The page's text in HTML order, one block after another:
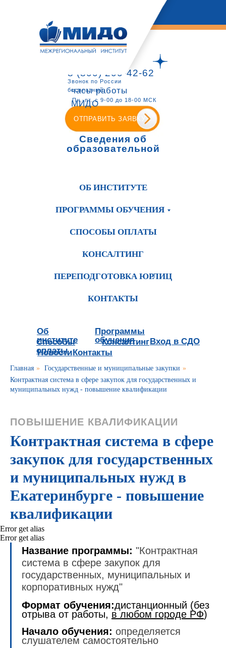
8 (800) 200-42-62
Звонок по России
бесплатный
ОТПРАВИТЬ ЗАЯВКУ
часы работы
МИДО
Пн.-пт. с 9-00 до 18-00 МСК
Сведения об
образовательной
ОБ ИНСТИТУТЕ
ПРОГРАММЫ ОБУЧЕНИЯ
СПОСОБЫ ОПЛАТЫ
КОНСАЛТИНГ
ПЕРЕПОДГОТОВКА ЮРЛИЦ
КОНТАКТЫ
Об
институте
Программы
обучения
Способы
оплаты
Консалтинг
Новости
Вход в СДО
Контакты
Главная » Государственные и муниципальные закупки »
Контрактная система в сфере закупок для государственных и
муниципальных нужд - повышение квалификации
ПОВЫШЕНИЕ КВАЛИФИКАЦИИ
Контрактная система в сфере
закупок для государственных
и муниципальных нужд в
Екатеринбурге - повышение
квалификации
Error get alias
Error get alias
Название программы: "Контрактная
система в сфере закупок для
государственных, муниципальных и
корпоративных нужд"
Формат обучения:дистанционный (без
отрыва от работы, в любом городе РФ)
Начало обучения: определяется
слушателем самостоятельно